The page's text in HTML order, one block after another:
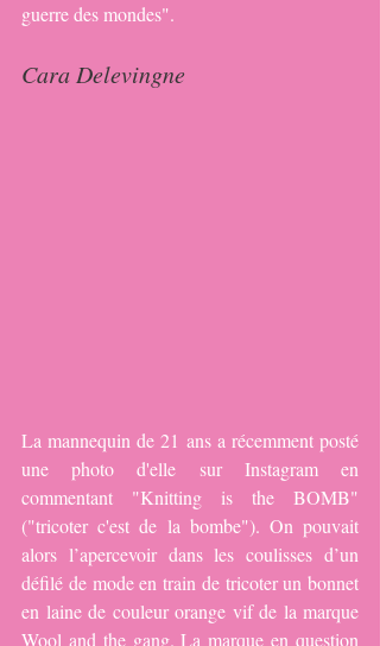
guerre des mondes".
Cara Delevingne
La mannequin de 21 ans a récemment posté
une photo d'elle sur Instagram en
commentant "Knitting is the BOMB"
("tricoter c'est de la bombe"). On pouvait
alors l’apercevoir dans les coulisses d’un
défilé de mode en train de tricoter un bonnet
en laine de couleur orange vif de la marque
Wool and the gang. La marque en question